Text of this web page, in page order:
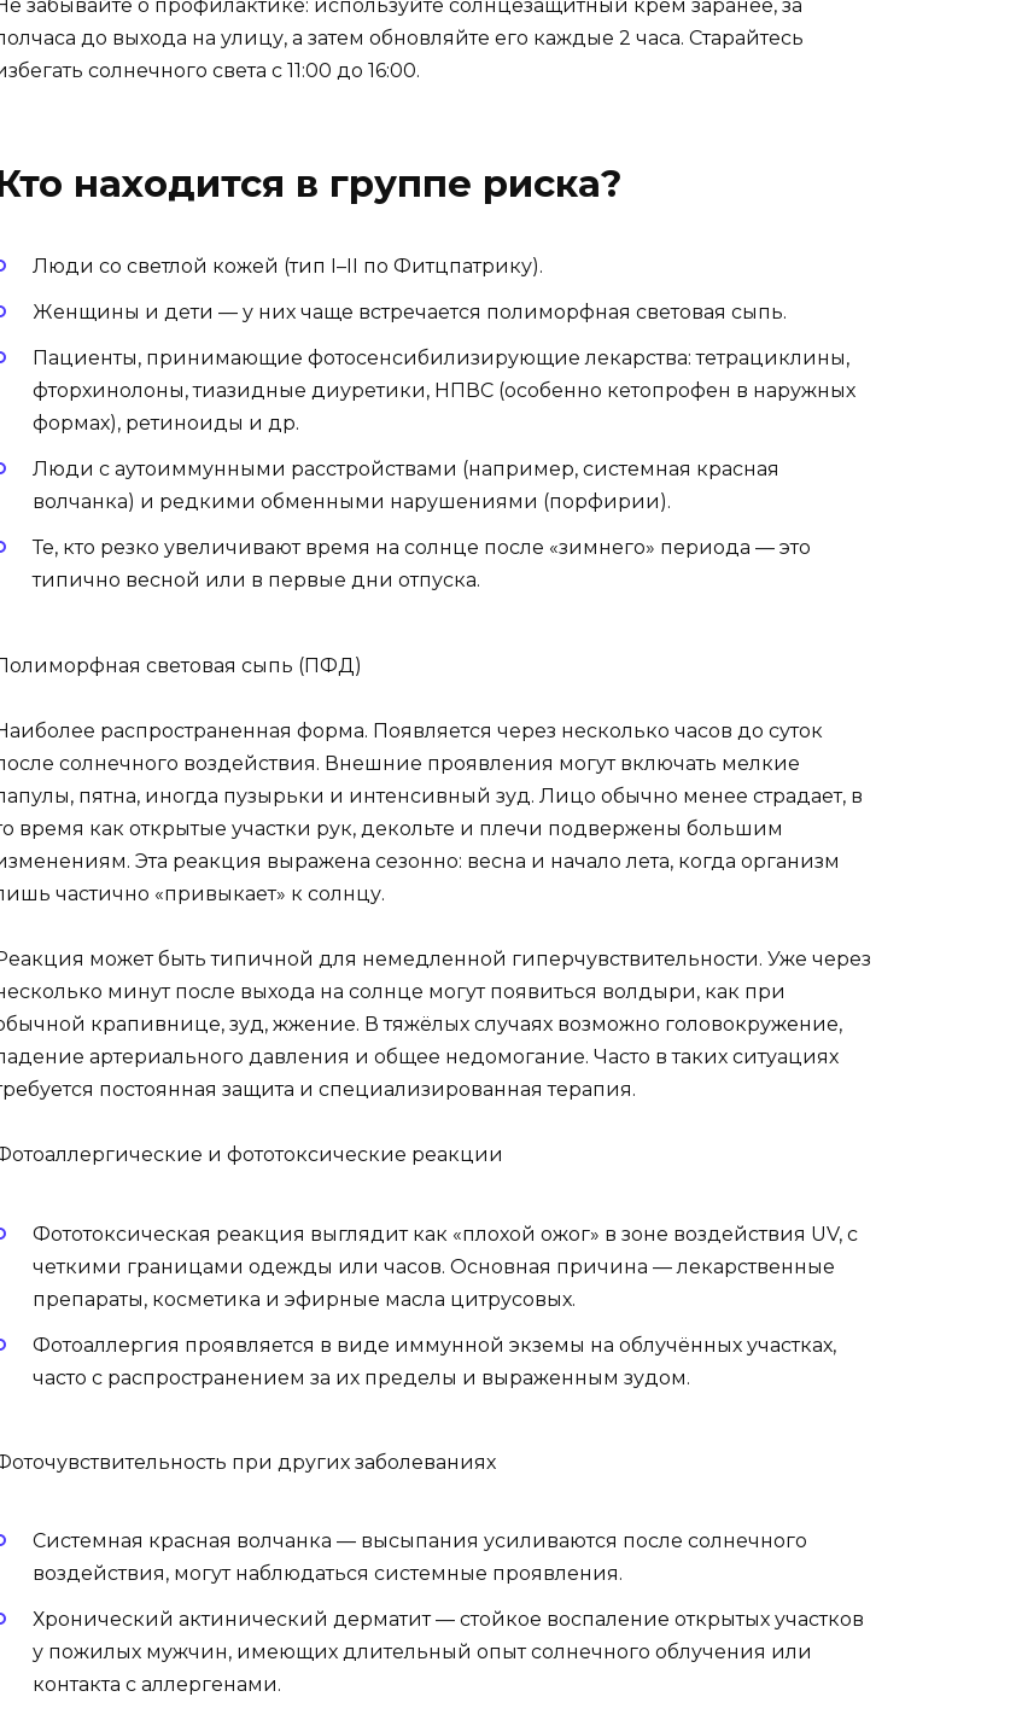
забывайте о профилактике: используйте солнцезащитный крем заранее, за
до выхода на улицу, а затем обновляйте его каждые 2 часа. Старайтесь
солнечного света с 11:00 до 16:00.
находится в группе риска?
Люди со светлой кожей (тип I–II по Фитцпатрику).
Женщины и дети — у них чаще встречается полиморфная световая сыпь.
Пациенты, принимающие фотосенсибилизирующие лекарства: тетрациклины,
фторхинолоны, тиазидные диуретики, НПВС (особенно кетопрофен в наружных
формах), ретиноиды и др.
Люди с аутоиммунными расстройствами (например, системная красная
волчанка) и редкими обменными нарушениями (порфирии).
Те, кто резко увеличивают время на солнце после «зимнего» периода — это
типично весной или в первые дни отпуска.
световая сыпь (ПФД)
распространенная форма. Появляется через несколько часов до суток
солнечного воздействия. Внешние проявления могут включать мелкие
пятна, иногда пузырьки и интенсивный зуд. Лицо обычно менее страдает, в
время как открытые участки рук, декольте и плечи подвержены большим
Эта реакция выражена сезонно: весна и начало лета, когда организм
частично «привыкает» к солнцу.
может быть типичной для немедленной гиперчувствительности. Уже через
минут после выхода на солнце могут появиться волдыри, как при
крапивнице, зуд, жжение. В тяжёлых случаях возможно головокружение,
артериального давления и общее недомогание. Часто в таких ситуациях
постоянная защита и специализированная терапия.
и фототоксические реакции
Фототоксическая реакция выглядит как «плохой ожог» в зоне воздействия UV, с
четкими границами одежды или часов. Основная причина — лекарственные
препараты, косметика и эфирные масла цитрусовых.
Фотоаллергия проявляется в виде иммунной экземы на облучённых участках,
часто с распространением за их пределы и выраженным зудом.
при других заболеваниях
Системная красная волчанка — высыпания усиливаются после солнечного
воздействия, могут наблюдаться системные проявления.
Хронический актинический дерматит — стойкое воспаление открытых участков
у пожилых мужчин, имеющих длительный опыт солнечного облучения или
контакта с аллергенами.